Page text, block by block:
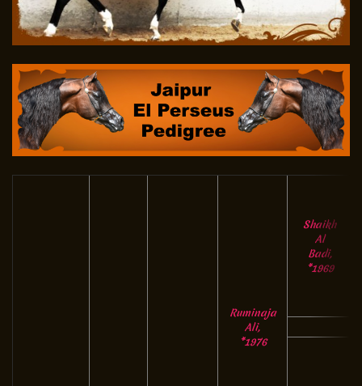
Ruminaja
Ali,
*1976
Shaikh
Al
Badi,
*1969